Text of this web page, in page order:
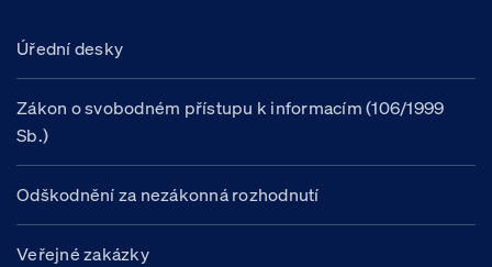
Úřední desky
Zákon o svobodném přístupu k informacím (106/1999
Sb.)
Odškodnění za nezákonná rozhodnutí
Veřejné zakázky